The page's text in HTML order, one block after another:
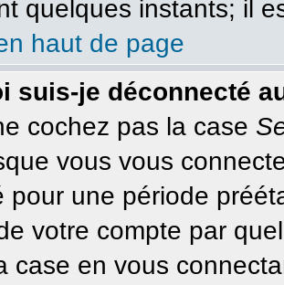
quelques instants; il
haut de page
suis-je déconnecté
cochez pas la case
vous vous
pour une période
votre compte par
case en vous